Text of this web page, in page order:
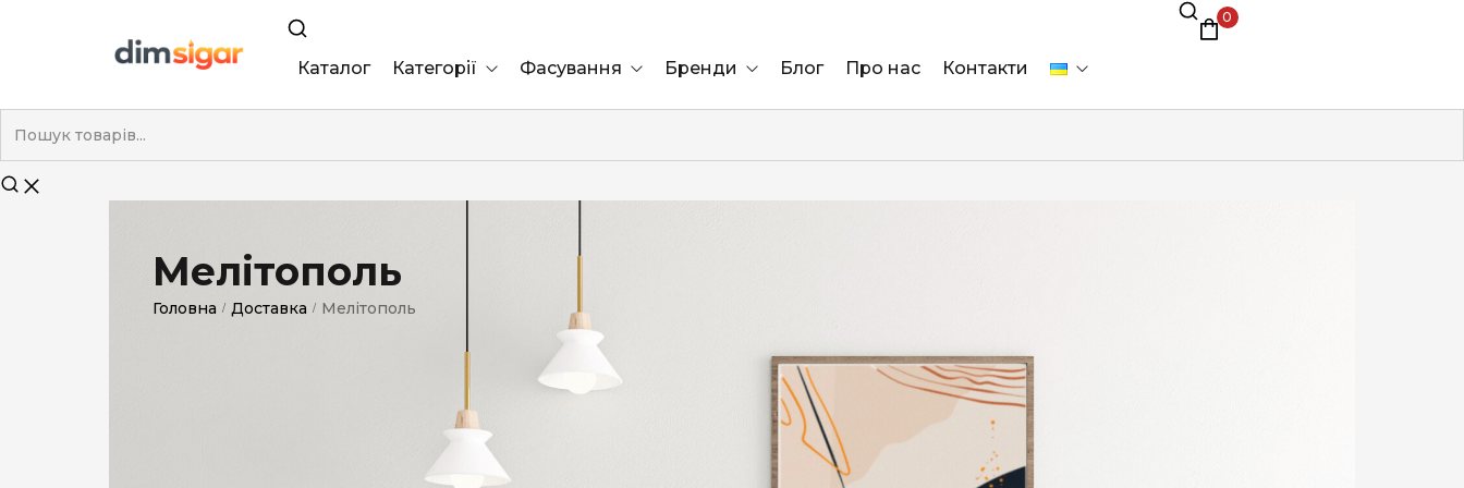
Каталог Категорії
Nano
Без фільтра
Смакові (капсула)
Фасування Бренди Блог Про нас Контакти
0
Мелітополь
Головна / Доставка / Мелітополь